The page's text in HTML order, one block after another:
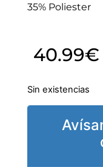
35% Poliester
40.99€
Sin existencias